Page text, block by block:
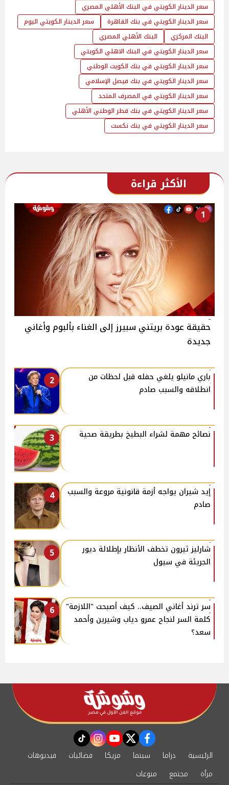
سعر الدينار الكويتي في البنك الأهلي المصري
سعر الدينار الكويتي في بنك القاهرة
سعر الدينار الكويتي اليوم
البنك المركزي
البنك الأهلي المصري
سعر الدينار الكويتي في البنك الاهلي الكويتي
سعر الدينار الكويتي في بنك الكويت الوطني
سعر الدينار الكويتي في بنك فيصل الإسلامي
سعر الدينار الكويتي في المصرف المتحد
سعر الدينار الكويتي في بنك قطر الوطني الأهلي
سعر الدينار الكويتي في بنك نكست
الأكثر قراءة
1
حقيقة عودة بريتني سبيرز إلى الغناء بألبوم وأغاني
جديدة
2
باري مانيلو يلغي حفله قبل لحظات من
انطلاقه والسبب صادم
3 نصائح مهمة لشراء البطيخ بطريقة صحية
4
إيد شيران يواجه أزمة قانونية مروعة والسبب
صادم
5
شارليز ثيرون تخطف الأنظار بإطلالة ديور
الجريئة في سيول
6
سر ترند أغاني الصيف.. كيف أصبحت "اللازمة"
كلمة السر لنجاح عمرو دياب وشيرين وأحمد
سعد؟
facebook
twitter
youtube
instagram
tiktok
الرئيسية دراما سينما مزيكا فضائيات
فيديوهات
مرأة
مجتمع منوعات